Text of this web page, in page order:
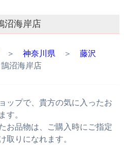
沼海岸店
神奈川県 ＞ 藤沢
沼海岸店
ップで、貴方の気に入ったお
す。
お品物は、ご購入時にご指定
取りになれます。